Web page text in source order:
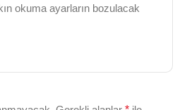
okuma ayarların bozulacak